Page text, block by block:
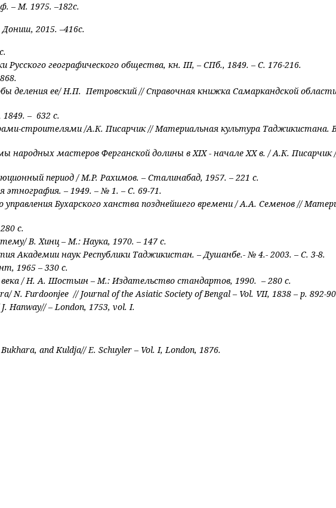
– М. 1975. –182с.
2015. –416с.
Русского географического общества, кн.III, – СПб., 1849. – С. 176-216.
деления ее/ Н.П. Пет­ровский // Справочная книжка Самаркандской
– 632 с.
строителями /А.К. Писарчик // Материальная культура Таджикистана.
народных мастеров Ферганской долины вXIX- началеXXв. / А.К. Писарчик
период / М.Р. Рахимов. – Сталинабад, 1957. – 221 с.
этнография. – 1949. – № 1. – С. 69-71.
Бухар­ского ханства позднейшего времени / А.А. Семенов //
с.
В. Хинц – М.: Наука, 1970. – 147 с.
Академии наук Республики Таджикистан. – Душанбе.- № 4.- 2003. – С. 3-8.
1965 – 330 с.
/ Н. А. Шостьин – М.: Издательство стандартов, 1990. – 280 с.
N. Furdoonjee // Journal of the Asiatic Society of Bengal – Vol. VII, 1838 – p. 892-
Hanway// – London, 1753, vol. I.
and Kuldja// E. Schuyler – Vol. I, London, 1876.